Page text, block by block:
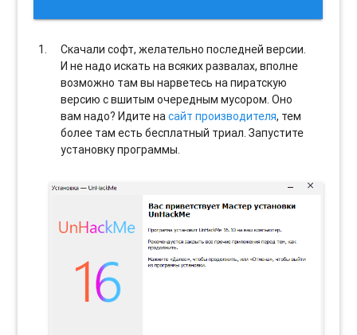
Скачали софт, желательно последней версии.
И не надо искать на всяких развалах, вполне
возможно там вы нарветесь на пиратскую
версию с вшитым очередным мусором. Оно
вам надо? Идите насайт производителя, тем
более там есть бесплатный триал. Запустите
установку программы.